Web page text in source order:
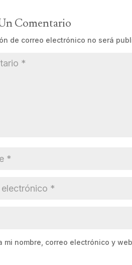
Comentario
de correo electrónico no será
mi nombre, correo electrónico y